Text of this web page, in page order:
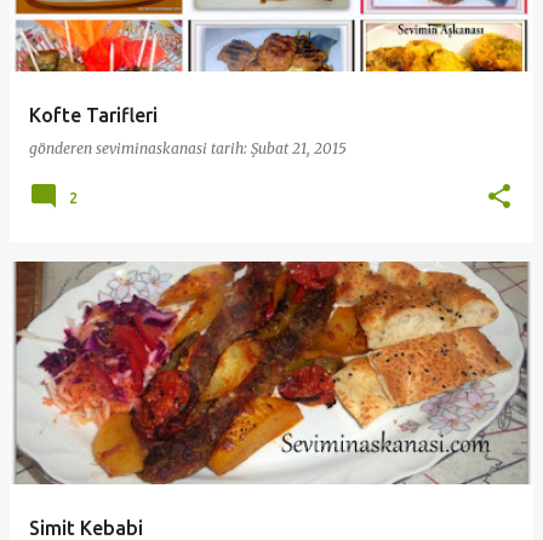
Kofte Tarifleri
gönderen seviminaskanasi tarih: Şubat 21, 2015
2
Simit Kebabi